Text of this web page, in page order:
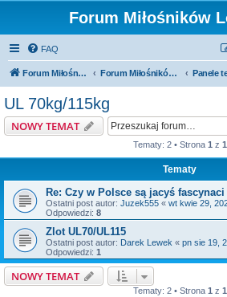
Forum Miłośników
FAQ
Forum Miłośników Lotnictwa Forum Miłośników Lotnictwa
UL 70kg/115kg
NOWY TEMAT
Tematy: 2 • Strona 1 z 1
Tematy
Re: Czy w Polsce są jacyś
Ostatni post autor: Juzek555 « wt kwie 29,
Odpowiedzi: 8
Zlot UL70/UL115
Ostatni post autor: Darek Lewek « pn sie 19,
Odpowiedzi: 1
NOWY TEMAT
Tematy: 2 • Strona 1 z 1